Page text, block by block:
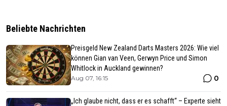
Beliebte Nachrichten
Preisgeld New Zealand Darts Masters 2026: Wie viel
können Gian van Veen, Gerwyn Price und Simon
Whitlock in Auckland gewinnen?
Aug 07, 16:15 0
„Ich glaube nicht, dass er es schafft“ – Experte sieht